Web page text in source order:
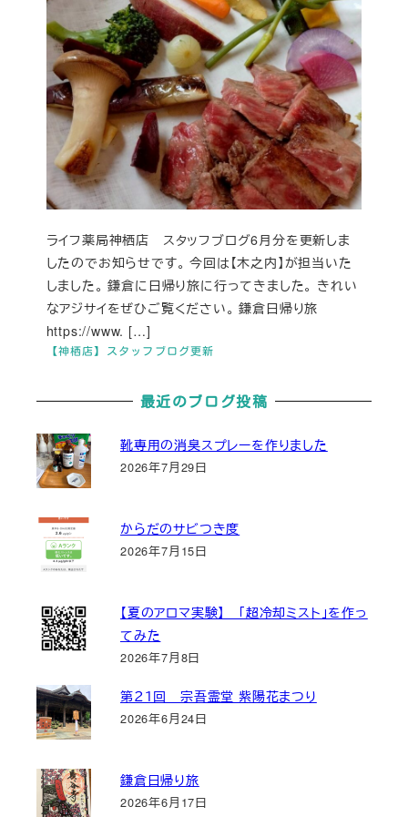
【神栖店】スタッフブログ更新
ライフ薬局神栖店 スタッフブログ6月分を更新しま
したのでお知らせです。 今回は【木之内】が担当いた
しました。 鎌倉に日帰り旅に行ってきました。 きれい
なアジサイをぜひご覧ください。 鎌倉日帰り旅
https://www. […]
最近のブログ投稿
靴専用の消臭スプレーを作りました
2026年7月29日
からだのサビつき度
2026年7月15日
【夏のアロマ実験】 「超冷却ミスト」を作っ
てみた
2026年7月8日
第２１回 宗吾霊堂 紫陽花まつり
2026年6月24日
鎌倉日帰り旅
2026年6月17日